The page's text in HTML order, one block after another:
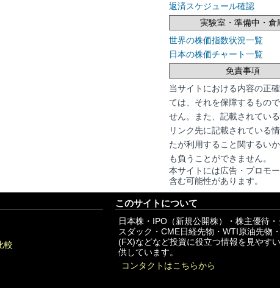
返済スケジュール確認
実験室・準備中・倉
世界の株価指数状況一覧
日本の株価チャート一覧
免責事項
当サイトにおける内容の正
ては、それを保障するもの
せん。また、記載されている
リンク先に記載されている
たが利用すること関するい
も負うことができません。
本サイトには広告・プロモ
含む可能性があります。
較
このサイトについて
日本株・IPO（新規公開株）・株主優待
スダック・CME日経先物・WTI原油先物
(FX)などなど投資に役立つ情報を見やす
供しています。
コンタクトはこちらから